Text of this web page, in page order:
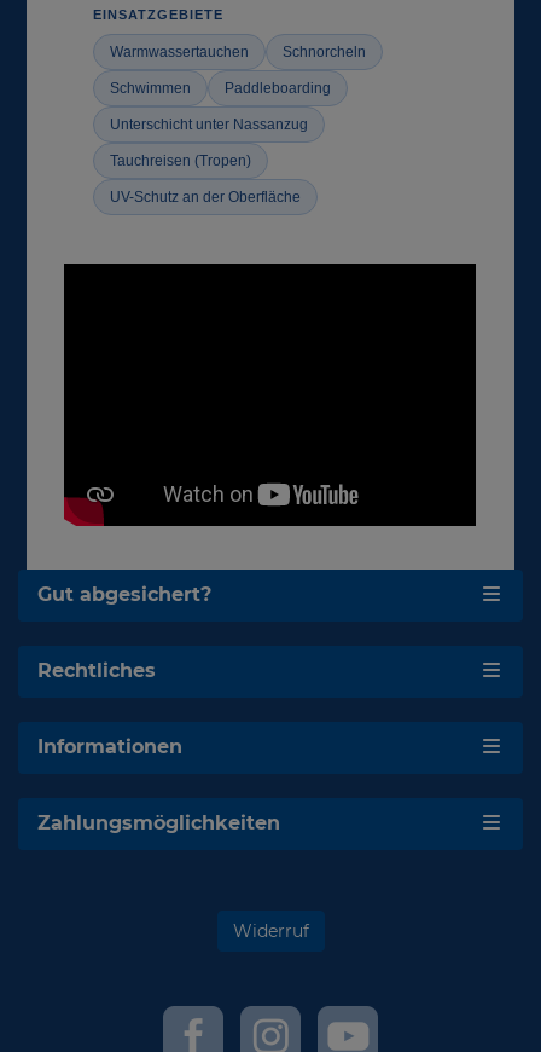
EINSATZGEBIETE
Warmwassertauchen Schnorcheln
Schwimmen Paddleboarding
Unterschicht unter Nassanzug
Tauchreisen (Tropen)
UV-Schutz an der Oberfläche
Gut abgesichert?
Rechtliches
Informationen
Zahlungsmöglichkeiten
Widerruf